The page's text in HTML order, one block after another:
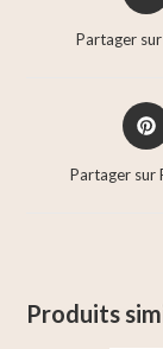
Partager
Partager sur
Produits